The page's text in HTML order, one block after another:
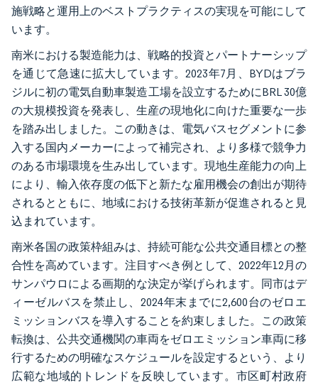
施戦略と運用上のベストプラクティスの実現を可能にして
います。
南米における製造能力は、戦略的投資とパートナーシップ
を通じて急速に拡大しています。2023年7月、BYDはブラ
ジルに初の電気自動車製造工場を設立するためにBRL 30億
の大規模投資を発表し、生産の現地化に向けた重要な一歩
を踏み出しました。この動きは、電気バスセグメントに参
入する国内メーカーによって補完され、より多様で競争力
のある市場環境を生み出しています。現地生産能力の向上
により、輸入依存度の低下と新たな雇用機会の創出が期待
されるとともに、地域における技術革新が促進されると見
込まれています。
南米各国の政策枠組みは、持続可能な公共交通目標との整
合性を高めています。注目すべき例として、2022年12月の
サンパウロによる画期的な決定が挙げられます。同市はデ
ィーゼルバスを禁止し、2024年末までに2,600台のゼロエ
ミッションバスを導入することを約束しました。この政策
転換は、公共交通機関の車両をゼロエミッション車両に移
行するための明確なスケジュールを設定するという、より
広範な地域的トレンドを反映しています。市区町村政府